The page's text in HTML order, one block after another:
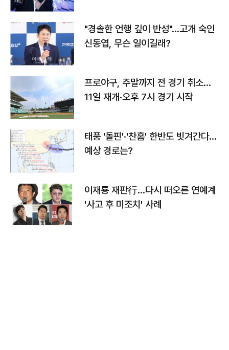
"경솔한 언행 깊이 반성"…고개 숙인
신동엽, 무슨 일이길래?
프로야구, 주말까지 전 경기 취소…
11일 재개·오후 7시 경기 시작
태풍 '돌핀'·'찬홈' 한반도 빗겨간다…
예상 경로는?
이재룡 재판行…다시 떠오른 연예계
'사고 후 미조치' 사례